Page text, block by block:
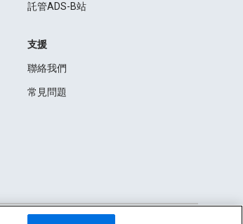
託管ADS-B站
支援
聯絡我們
常見問題